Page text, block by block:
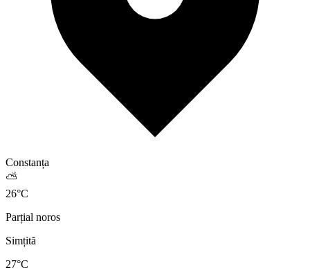
Constanța
⛅
26°C
Parțial noros
Simțită
27°C